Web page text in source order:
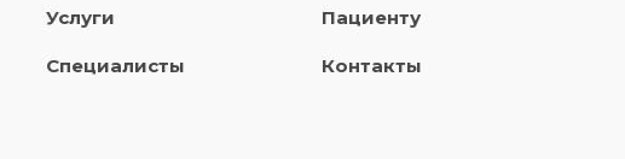
Услуги
Специалисты
Пациенту
Контакты